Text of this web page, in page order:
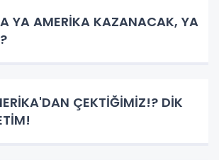
YA AMERİKA KAZANACAK, YA
ÇEKTİĞİMİZ!? DİK